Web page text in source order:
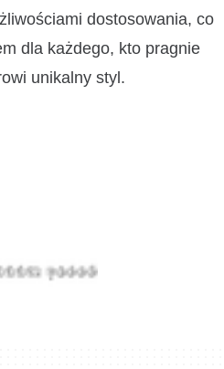
dostosowania, co
dla każdego, kto pragnie
unikalny styl.